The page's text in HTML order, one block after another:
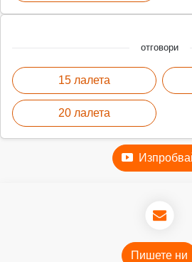
отговори
15 лалета
20 лалета
Пишете ни